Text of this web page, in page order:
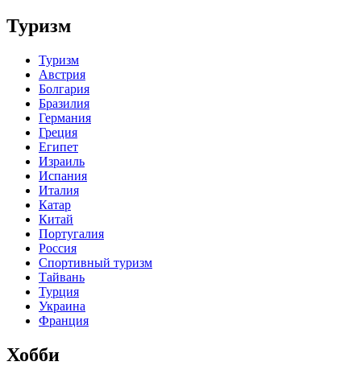
Туризм
Туризм
Австрия
Болгария
Бразилия
Германия
Греция
Египет
Израиль
Испания
Италия
Катар
Китай
Португалия
Россия
Спортивный туризм
Тайвань
Турция
Украина
Франция
Хобби